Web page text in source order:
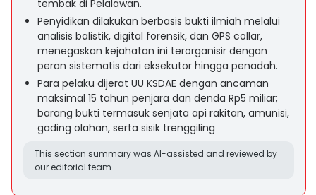
tembak di Pelalawan.
Penyidikan dilakukan berbasis bukti ilmiah melalui
analisis balistik, digital forensik, dan GPS collar,
menegaskan kejahatan ini terorganisir dengan
peran sistematis dari eksekutor hingga penadah.
Para pelaku dijerat UU KSDAE dengan ancaman
maksimal 15 tahun penjara dan denda Rp5 miliar;
barang bukti termasuk senjata api rakitan, amunisi,
gading olahan, serta sisik trenggiling
This section summary was AI-assisted and reviewed by
our editorial team.